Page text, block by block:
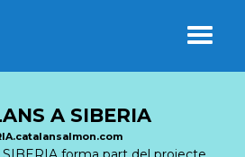
A SIBERIA